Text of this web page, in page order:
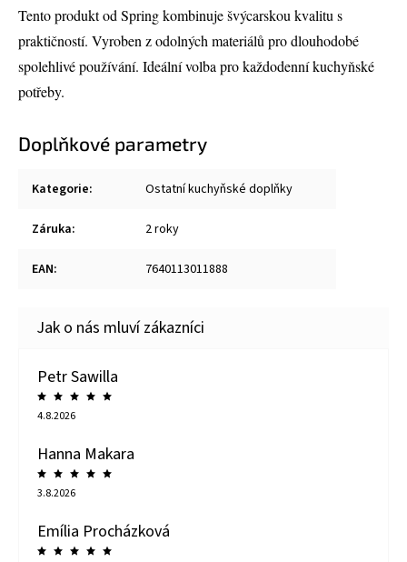
Tento produkt od Spring kombinuje švýcarskou kvalitu s
praktičností. Vyroben z odolných materiálů pro dlouhodobé
spolehlivé používání. Ideální volba pro každodenní kuchyňské
potřeby.
Doplňkové parametry
Kategorie: Ostatní kuchyňské doplňky
Záruka: 2 roky
EAN: 7640113011888
Petr Sawilla
4.8.2026
Hanna Makara
3.8.2026
Emília Procházková